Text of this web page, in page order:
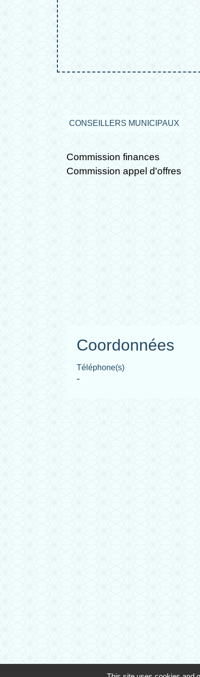
CONSEILLERS MUNICIPAUX
Commission finances
Commission appel d'offres
Coordonnées
Téléphone(s)
-